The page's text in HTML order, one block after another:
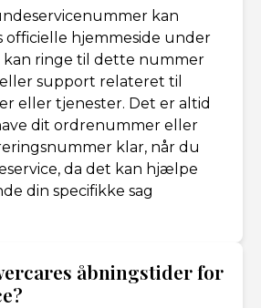
kan
officielle hjemmeside under
kan ringe til dette nummer
support relateret til
eller tjenester. Det er altid
dit ordrenummer eller
klar, når du
da det kan hjælpe
din specifikke sag
åbningstider for